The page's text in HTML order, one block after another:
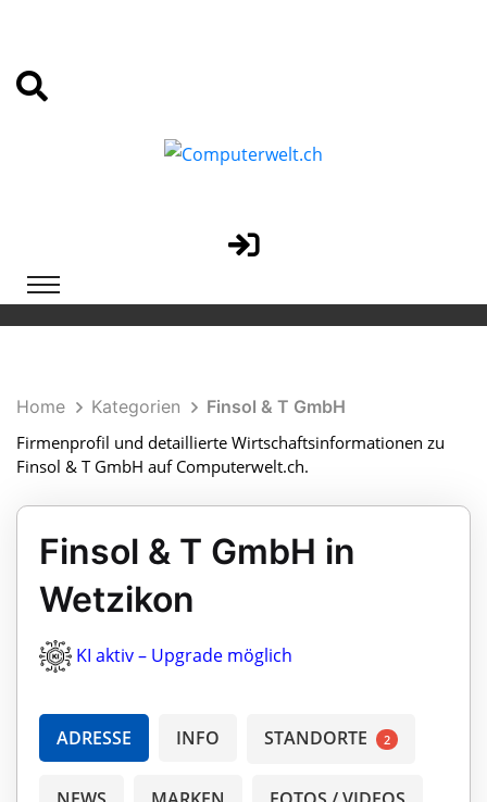
Home Kategorien
Finsol & T GmbH
Firmenprofil und detaillierte Wirtschaftsinformationen zu
Finsol & T GmbH auf Computerwelt.ch.
Finsol & T GmbH in
Wetzikon
KI aktiv – Upgrade möglich
ADRESSE INFO STANDORTE 2